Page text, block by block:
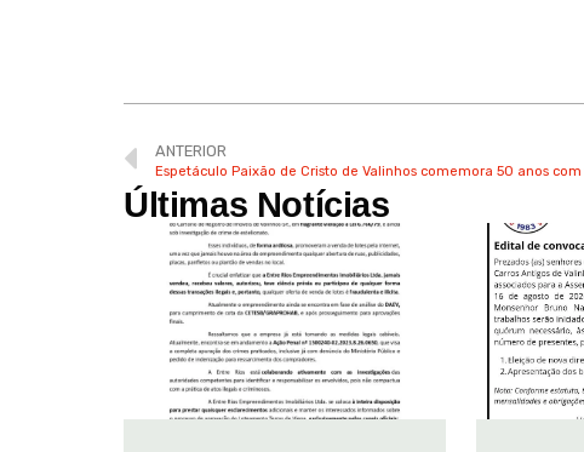
ANTERIOR
Espetáculo Paixão de Cristo de Valinhos comemora 50 anos
Últimas Notícias